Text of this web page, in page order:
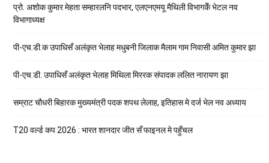
प्रो. अशोक कुमार मेहता सम्हारलनि पदभार, एलएनएमयू मैथिली विभागकेँ भेटल नव
विभागाध्यक्ष
पी-एच.डी.क उपाधिसँ अलंकृत भेलाह मधुबनी जिलाक मैलाम गाम निवासी अमित कुमार झा
पी-एच.डी. उपाधिसँ अलंकृत भेलाह मिथिला मिररक संपादक ललित नारायण झा
सम्राट चौधरी बिहारक मुख्यमंत्री पदक शपथ लेलाह, इतिहास मे दर्ज भेल नव अध्याय
T20 वर्ल्ड कप 2026 : भारत शानदार जीत सँ फाइनल मे पहुँचल